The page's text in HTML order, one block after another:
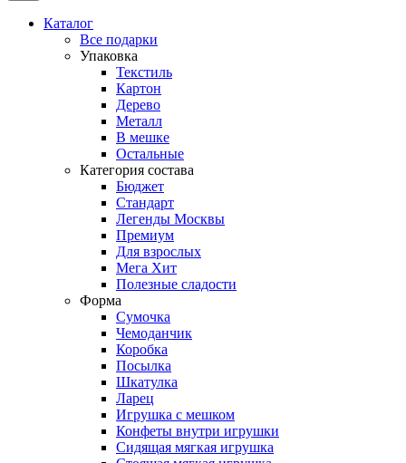
Каталог
Все подарки
Упаковка
Текстиль
Картон
Дерево
Металл
В мешке
Остальные
Категория состава
Бюджет
Стандарт
Легенды Москвы
Премиум
Для взрослых
Мега Хит
Полезные сладости
Форма
Сумочка
Чемоданчик
Коробка
Посылка
Шкатулка
Ларец
Игрушка с мешком
Конфеты внутри игрушки
Сидящая мягкая игрушка